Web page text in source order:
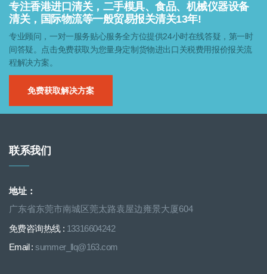
专注香港进口清关，二手模具、食品、机械仪器设备
清关，国际物流等一般贸易报关清关13年!
专业顾问，一对一服务贴心服务全方位提供24小时在线答疑，第一时
间答疑。点击免费获取为您量身定制货物进出口关税费用报价报关流
程解决方案。
免费获取解决方案
联系我们
地址：
广东省东莞市南城区莞太路袁屋边雍景大厦604
免费咨询热线 : 13316604242
Email :summer_llq@163.com